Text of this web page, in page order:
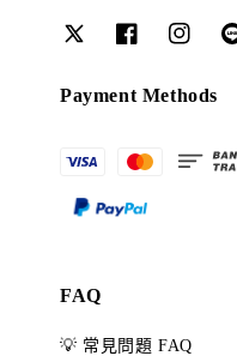
Payment Methods
FAQ
💡 常見問題 FAQ